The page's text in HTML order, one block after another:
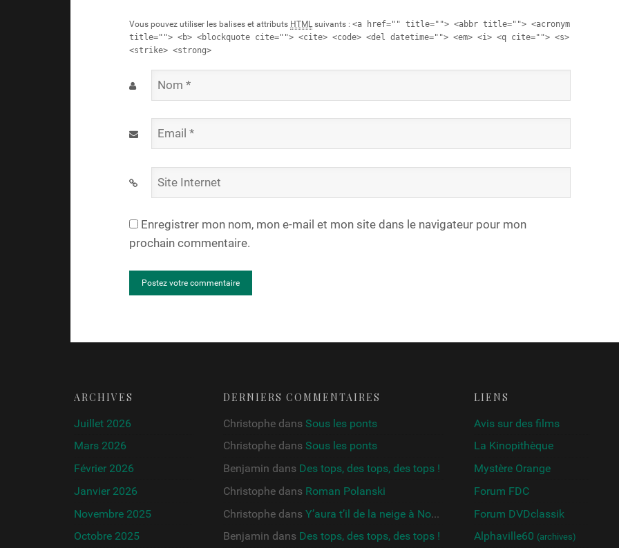
Vous pouvez utiliser les balises et attributs HTML suivants :<a href="" title=""> <abbr title=""> <acronym
title=""> <b> <blockquote cite=""> <cite> <code> <del datetime=""> <em> <i> <q cite=""> <s>
<strike> <strong>
Nom
Email
Site
Internet
Enregistrer mon nom, mon e-mail et mon site dans le navigateur pour mon
prochain commentaire.
ARCHIVES
Juillet 2026
Mars 2026
Février 2026
Janvier 2026
Novembre 2025
Octobre 2025
DERNIERS COMMENTAIRES
Christophe dans Sous les ponts
Christophe dans Sous les ponts
Benjamin dans Des tops, des tops, des tops !
Christophe dans Roman Polanski
Christophe dans Y’aura t’il de la neige à Noël ?
Benjamin dans Des tops, des tops, des tops !
LIENS
Avis sur des films
La Kinopithèque
Mystère Orange
Forum FDC
Forum DVDclassik
Alphaville60 (archives)